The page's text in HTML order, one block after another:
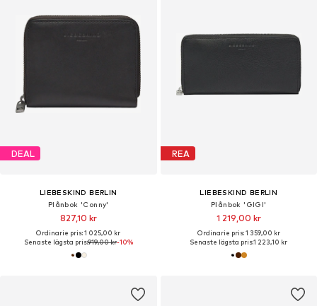
DEAL
LIEBESKIND BERLIN
Plånbok 'Conny'
827,10 kr
Ordinarie pris: 1 025,00 kr
Senaste lägsta pris:919,00 kr-10%
REA
LIEBESKIND BERLIN
Plånbok 'GIGI'
1 219,00 kr
Ordinarie pris: 1 359,00 kr
Senaste lägsta pris:1 223,10 kr